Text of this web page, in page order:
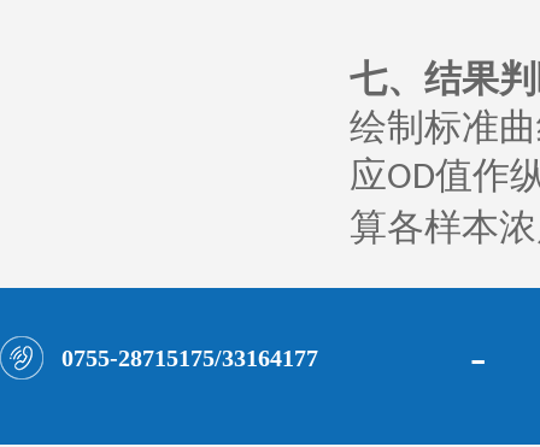
七、 结果
绘制标准
应OD值作
算各样本
0755-28715175/33164177 -